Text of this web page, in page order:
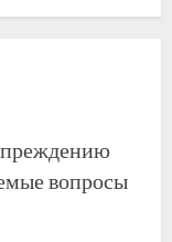
вопросы